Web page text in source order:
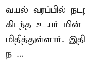
வயல் வரப்பில்
கிடந்த உயர் மின்
மிதித்துள்ளார்.
ந ...